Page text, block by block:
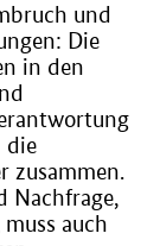
und
Die
in den
die
zusammen.
Nachfrage,
auch